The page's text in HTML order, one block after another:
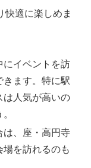
快適に楽しめま
にイベントを訪
きます。特に駅
は人気が高いの
は、座・高円寺
を訪れるのも